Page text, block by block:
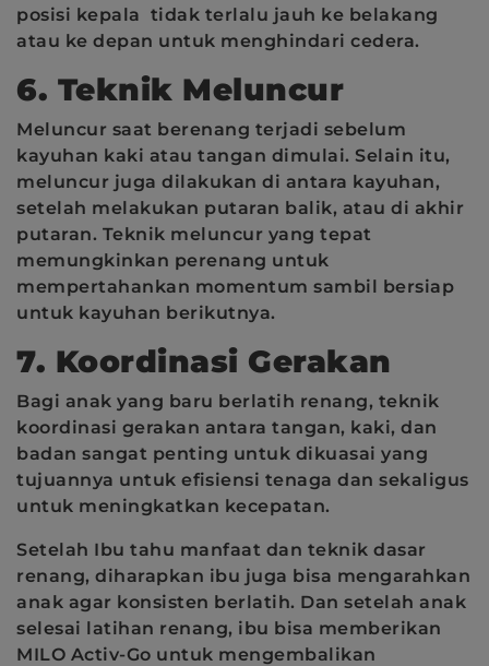
posisi kepala tidak terlalu jauh ke belakang
atau ke depan untuk menghindari cedera.
6. Teknik Meluncur
Meluncur saat berenang terjadi sebelum
kayuhan kaki atau tangan dimulai. Selain itu,
meluncur juga dilakukan di antara kayuhan,
setelah melakukan putaran balik, atau di akhir
putaran. Teknik meluncur yang tepat
memungkinkan perenang untuk
mempertahankan momentum sambil bersiap
untuk kayuhan berikutnya.
7. Koordinasi Gerakan
Bagi anak yang baru berlatih renang, teknik
koordinasi gerakan antara tangan, kaki, dan
badan sangat penting untuk dikuasai yang
tujuannya untuk efisiensi tenaga dan sekaligus
untuk meningkatkan kecepatan.
Setelah Ibu tahu manfaat dan teknik dasar
renang, diharapkan ibu juga bisa mengarahkan
anak agar konsisten berlatih. Dan setelah anak
selesai latihan renang, ibu bisa memberikan
MILO Activ-Go untuk mengembalikan